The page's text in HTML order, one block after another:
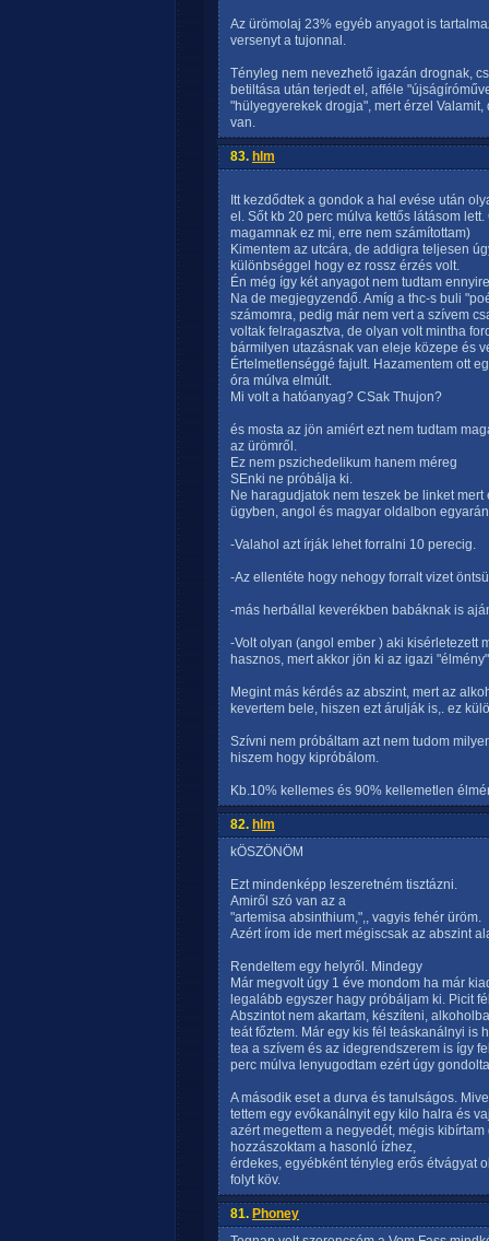
Az ürömolaj 23% egyéb anyagot is
versenyt a tujonnal.
Tényleg nem nevezhető igazán drognak,
betiltása után terjedt el, afféle
"hülyegyerekek drogja", mert érzel
van.
83. hlm
Itt kezdődtek a gondok a hal evése után
el. Sőt kb 20 perc múlva kettős látásom
magamnak ez mi, erre nem számítottam)
Kimentem az utcára, de addigra teljesen
különbséggel hogy ez rossz érzés volt.
Én még így két anyagot nem tudtam
Na de megjegyzendő. Amíg a thc-s buli
számomra, pedig már nem vert a szívem
voltak felragasztva, de olyan volt mintha
bármilyen utazásnak van eleje közepe és
Értelmetlenséggé fajult. Hazamentem ott
óra múlva elmúlt.
Mi volt a hatóanyag? CSak Thujon?
és mosta az jön amiért ezt nem tudtam
az ürömről.
Ez nem pszichedelikum hanem méreg
SEnki ne próbálja ki.
Ne haragudjatok nem teszek be linket
ügyben, angol és magyar oldalbon
-Valahol azt írják lehet forralni 10 perecig.
-Az ellentéte hogy nehogy forralt vizet
-más herbállal keverékben babáknak is
-Volt olyan (angol ember ) aki kisérletezett
hasznos, mert akkor jön ki az igazi "élmény"
Megint más kérdés az abszint, mert az
kevertem bele, hiszen ezt árulják is,. ez
Szívni nem próbáltam azt nem tudom
hiszem hogy kipróbálom.
Kb.10% kellemes és 90% kellemetlen
82. hlm
kÖSZÖNÖM
Ezt mindenképp leszeretném tisztázni.
Amiről szó van az a
"artemisa absinthium,",, vagyis fehér üröm.
Azért írom ide mert mégiscsak az abszint
Rendeltem egy helyről. Mindegy
Már megvolt úgy 1 éve mondom ha már
legalább egyszer hagy próbáljam ki. Picit
Abszintot nem akartam, készíteni,
teát főztem. Már egy kis fél teáskanálnyi is
tea a szívem és az idegrendszerem is így
perc múlva lenyugodtam ezért úgy
A második eset a durva és tanulságos.
tettem egy evőkanálnyit egy kilo halra és
azért megettem a negyedét, mégis
hozzászoktam a hasonló ízhez,
érdekes, egyébként tényleg erős étvágyat
folyt köv.
81. Phoney